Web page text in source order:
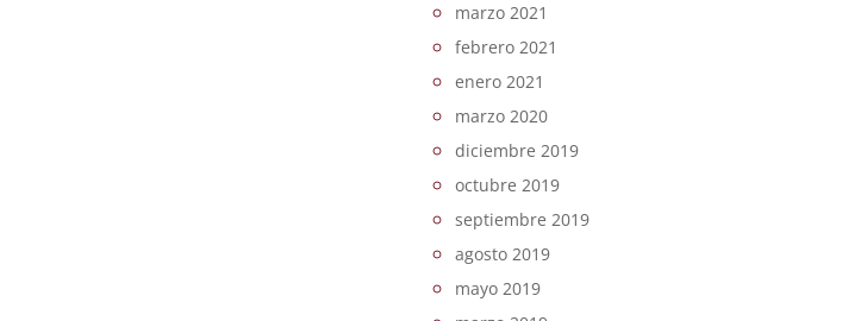
marzo 2021
febrero 2021
enero 2021
marzo 2020
diciembre 2019
octubre 2019
septiembre 2019
agosto 2019
mayo 2019